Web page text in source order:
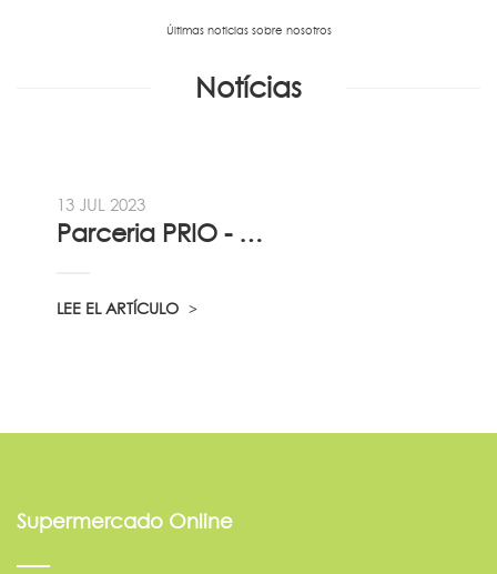
Últimas noticias sobre nosotros
Notícias
13 JUL 2023
Parceria PRIO - Viadireta - Goodafter...
LEE EL ARTÍCULO
Supermercado Online